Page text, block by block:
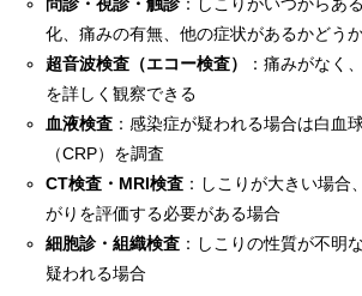
化、痛みの有無、他の症状があるかどう
超音波検査（エコー検査）
：痛みがなく
を詳しく観察できる
血液検査 ：感染症が疑われる場合は白血
（CRP）を調査
CT検査・MRI検査 ：しこりが大きい場合
がりを評価する必要がある場合
細胞診・組織検査 ：しこりの性質が不明
疑われる場合